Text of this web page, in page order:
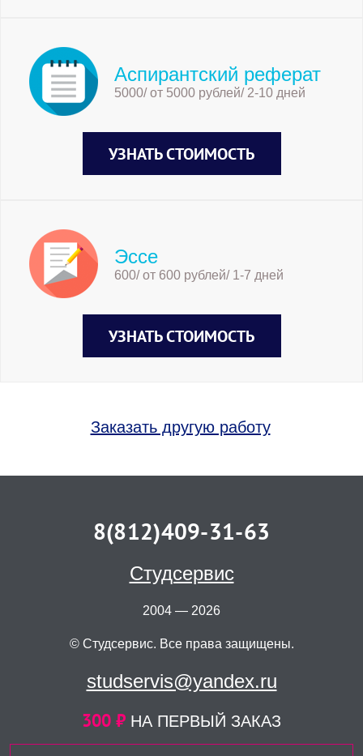
Аспирантский реферат
5000/ от 5000 рублей/ 2-10 дней
УЗНАТЬ СТОИМОСТЬ
Эссе
600/ от 600 рублей/ 1-7 дней
УЗНАТЬ СТОИМОСТЬ
Заказать другую работу
8(812)409-31-63
Студсервис
2004 — 2026
© Студсервис. Все права защищены.
studservis@yandex.ru
300 ₽ НА ПЕРВЫЙ ЗАКАЗ